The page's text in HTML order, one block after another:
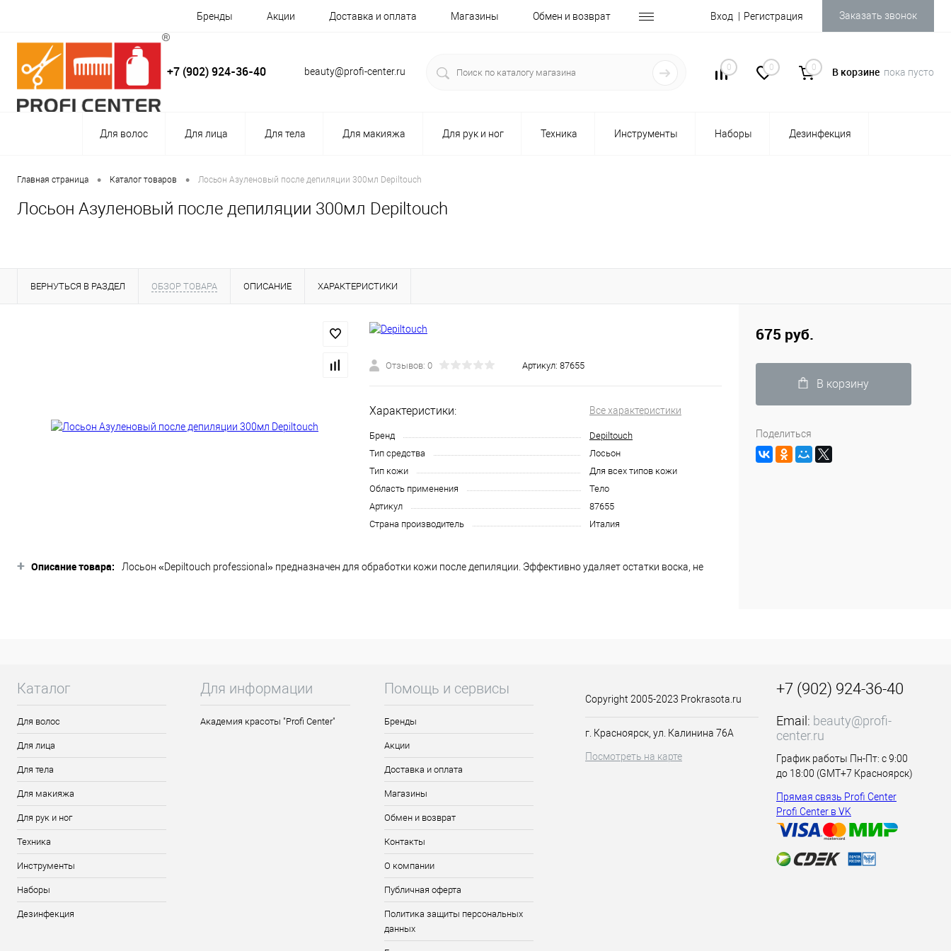
Бренды Акции Доставка и оплата Магазины Обмен и возврат Вход Регистрация Заказать звонок
+7 (902) 924-36-40 beauty@profi-center.ru 0 0 0 В корзине пока пусто
Для волос Для лица Для тела Для макияжа Для рук и ног Техника Инструменты Наборы Дезинфекция
Главная страница • Каталог товаров • Лосьон Азуленовый после депиляции 300мл Depiltouch
Лосьон Азуленовый после депиляции 300мл Depiltouch
ВЕРНУТЬСЯ В РАЗДЕЛ ОБЗОР ТОВАРА ОПИСАНИЕ ХАРАКТЕРИСТИКИ
Отзывов: 0 Артикул: 87655
Характеристики: Все характеристики
Бренд
Depiltouch
Тип средства
Лосьон
Тип кожи
Для всех типов кожи
Область применения
Тело
Артикул
87655
Страна производитель
Италия
+ Описание товара:
Лосьон «Depiltouch professional» предназначен для обработки кожи после депиляции. Эффективно удаляет остатки воска, не
Hydroxyisohexyl 3-Cyclohexene Carboxaldehyde, Alpha-Isomethyl Ionone, CI 61565, CI 60725.
675 руб.
В корзину
Поделиться
Каталог
Для волос
Для лица
Для тела
Для макияжа
Для рук и ног
Техника
Инструменты
Наборы
Дезинфекция
Для информации
Академия красоты "Profi Center"
Помощь и сервисы
Бренды
Акции
Доставка и оплата
Магазины
Обмен и возврат
Контакты
О компании
Публичная оферта
Политика защиты персональных
данных
Copyright 2005-2023 Prokrasota.ru
г. Красноярск, ул. Калинина 76А
Посмотреть на карте
+7 (902) 924-36-40
Email: beauty@profi-
center.ru
График работы Пн-Пт: с 9:00
до 18:00 (GMT+7 Красноярск)
Прямая связь Profi Center
Profi Center в VK